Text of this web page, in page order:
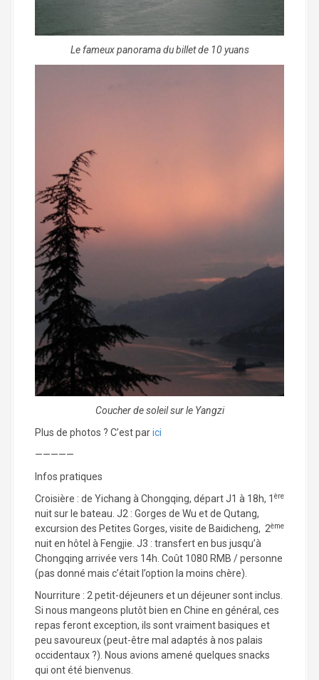
Le fameux panorama du billet de 10 yuans
Coucher de soleil sur le Yangzi
Plus de photos ? C’est parici
—————
Infos pratiques
Croisière : de Yichang à Chongqing, départ J1 à 18h, 1 ère
nuit sur le bateau. J2 : Gorges de Wu et de Qutang,
excursion des Petites Gorges, visite de Baidicheng, 2ème
nuit en hôtel à Fengjie. J3 : transfert en bus jusqu’à
Chongqing arrivée vers 14h. Coût 1080 RMB / personne
(pas donné mais c’était l’option la moins chère).
Nourriture : 2 petit-déjeuners et un déjeuner sont inclus.
Si nous mangeons plutôt bien en Chine en général, ces
repas feront exception, ils sont vraiment basiques et
peu savoureux (peut-être mal adaptés à nos palais
occidentaux ?). Nous avions amené quelques snacks
qui ont été bienvenus.